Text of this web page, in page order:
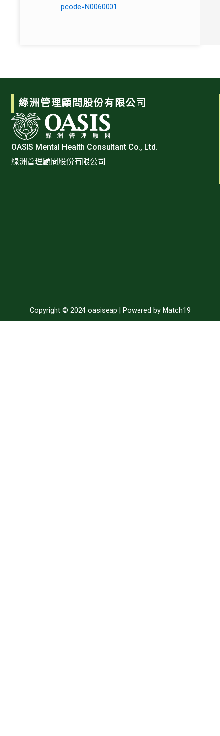
pcode=N0060001
綠洲管理顧問股份有限公司
OASIS Mental Health Consultant Co., Ltd.
綠洲管理顧問股份有限公司
Copyright © 2024 oasiseap | Powered by Match19